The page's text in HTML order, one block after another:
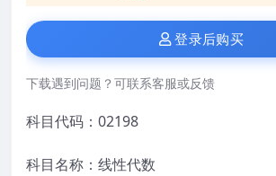
登录后购买
下载遇到问题？可联系客服或反馈
科目代码：02198
科目名称：线性代数